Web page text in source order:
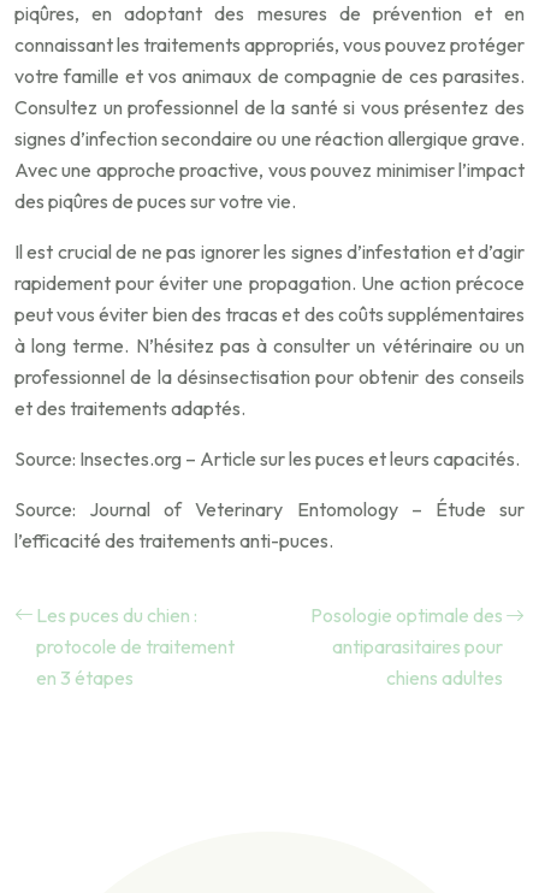
piqûres, en adoptant des mesures de prévention et en
connaissant les traitements appropriés, vous pouvez protéger
votre famille et vos animaux de compagnie de ces parasites.
Consultez un professionnel de la santé si vous présentez des
signes d’infection secondaire ou une réaction allergique grave.
Avec une approche proactive, vous pouvez minimiser l’impact
des piqûres de puces sur votre vie.
Il est crucial de ne pas ignorer les signes d’infestation et d’agir
rapidement pour éviter une propagation. Une action précoce
peut vous éviter bien des tracas et des coûts supplémentaires
à long terme. N’hésitez pas à consulter un vétérinaire ou un
professionnel de la désinsectisation pour obtenir des conseils
et des traitements adaptés.
Source: Insectes.org – Article sur les puces et leurs capacités.
Source: Journal of Veterinary Entomology – Étude sur
l’efficacité des traitements anti-puces.
Les puces du chien :
protocole de traitement
en 3 étapes
Posologie optimale des
antiparasitaires pour
chiens adultes